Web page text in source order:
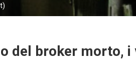
del broker morto,